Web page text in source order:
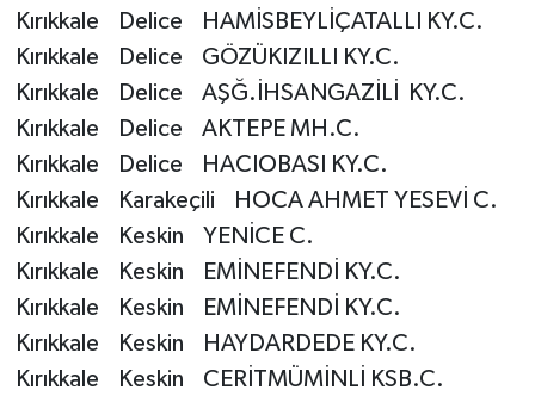
Kırıkkale Delice HAMİSBEYLİÇATALLI KY.C.
Kırıkkale Delice GÖZÜKIZILLI KY.C.
Kırıkkale Delice AŞĞ.İHSANGAZİLİ KY.C.
Kırıkkale Delice AKTEPE MH.C.
Kırıkkale Delice HACIOBASI KY.C.
Kırıkkale Karakeçili HOCA AHMET YESEVİ C.
Kırıkkale Keskin YENİCE C.
Kırıkkale Keskin EMİNEFENDİ KY.C.
Kırıkkale Keskin EMİNEFENDİ KY.C.
Kırıkkale Keskin HAYDARDEDE KY.C.
Kırıkkale Keskin CERİTMÜMİNLİ KSB.C.
Kırşehir Müftülüğü
Kocaeli Müftülüğü
Konya Müftülüğü
Kütahya Müftülüğü
Malatya Müftülüğü
Manisa Müftülüğü